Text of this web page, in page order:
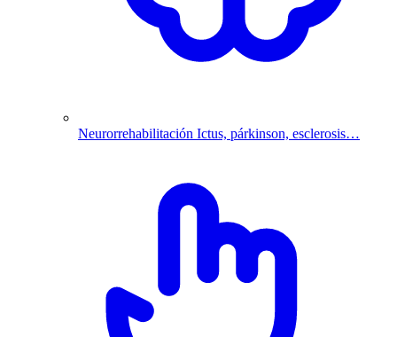
Neurorrehabilitación Ictus, párkinson, esclerosis…